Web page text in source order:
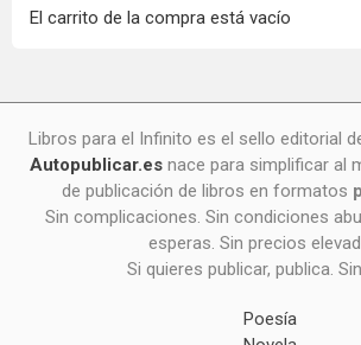
El carrito de la compra está vacío
Libros para el Infinito es el sello editorial
Autopublicar.es nace para simplificar al
de publicación de libros en formatos
Sin complicaciones. Sin condiciones
esperas. Sin precios
Si quieres publicar, publica.
Poesía